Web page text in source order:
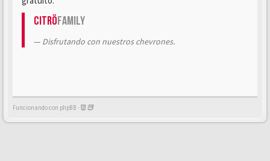
CitröFamily
Disfrutando con nuestros chevrones.
Funcionando con phpBB -